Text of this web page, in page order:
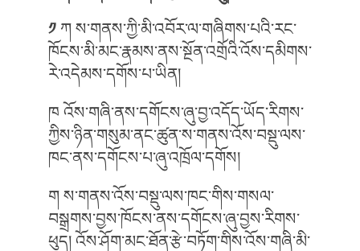
༡ ཀ ས་གནས་ཀྱི་མི་འབོར་ལ་གཞིགས་པའི་རང་
ཁོངས་མི་མང་རྣམས་ནས་སྔོན་འགྲོའི་འོས་དམིགས་
རེ་འདེམས་དགོས་པ་ཡིན།
ཁ འོས་གཞི་ནས་དགོངས་ཞུ་བྱ་འདོད་ཡོད་རིགས་
ཀྱིས་ཉིན་གསུམ་ནང་ཚུན་ས་གནས་འོས་བསྡུ་ལས་
ཁང་ནས་དགོངས་པ་ཞུ་འཁྲོལ་དགོས།
ག ས་གནས་འོས་བསྡུ་ལས་ཁང་གིས་གསལ་
བསྒྲགས་བྱས་ཁོངས་ནས་དགོངས་ཞུ་བྱས་རིགས་
ཕུད། འོས་ཤོག་མང་ཐོན་རྩེ་བཏོག་གིས་འོས་གཞི་མི་